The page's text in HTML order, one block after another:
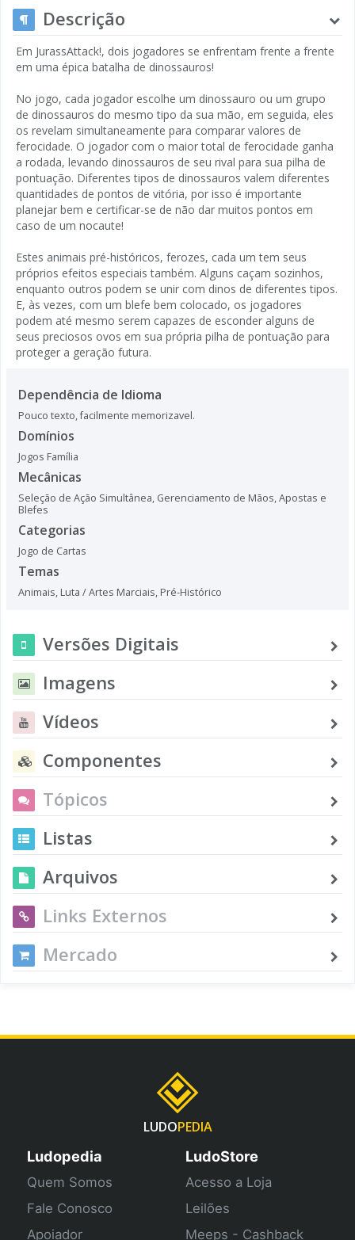
Descrição
Em JurassAttack!, dois jogadores se enfrentam frente a frente
em uma épica batalha de dinossauros!
No jogo, cada jogador escolhe um dinossauro ou um grupo
de dinossauros do mesmo tipo da sua mão, em seguida, eles
os revelam simultaneamente para comparar valores de
ferocidade. O jogador com o maior total de ferocidade ganha
a rodada, levando dinossauros de seu rival para sua pilha de
pontuação. Diferentes tipos de dinossauros valem diferentes
quantidades de pontos de vitória, por isso é importante
planejar bem e certificar-se de não dar muitos pontos em
caso de um nocaute!
Estes animais pré-históricos, ferozes, cada um tem seus
próprios efeitos especiais também. Alguns caçam sozinhos,
enquanto outros podem se unir com dinos de diferentes tipos.
E, às vezes, com um blefe bem colocado, os jogadores
podem até mesmo serem capazes de esconder alguns de
seus preciosos ovos em sua própria pilha de pontuação para
proteger a geração futura.
Dependência de Idioma
Pouco texto, facilmente memorizavel.
Domínios
Jogos Família
Mecânicas
Seleção de Ação Simultânea, Gerenciamento de Mãos,Apostas e
Blefes
Categorias
Jogo de Cartas
Temas
Animais, Luta / Artes Marciais, Pré-Histórico
Versões Digitais
Imagens
Vídeos
Componentes
Tópicos
Listas
Arquivos
Links Externos
Mercado
LUDOPEDIA
Ludopedia
Quem Somos
Fale Conosco
Apoiador
LudoStore
Acesso a Loja
Leilões
Meeps - Cashback